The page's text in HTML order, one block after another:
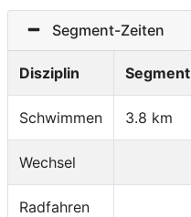
Segment-Zeiten
Disziplin Segment
Schwimmen 3.8 km
Wechsel
Radfahren